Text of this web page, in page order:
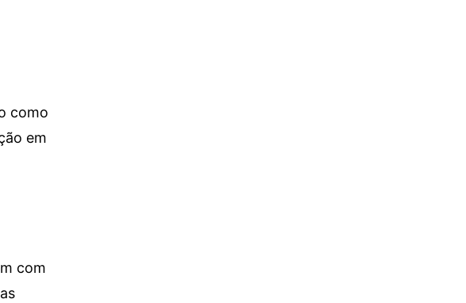
como
em
com